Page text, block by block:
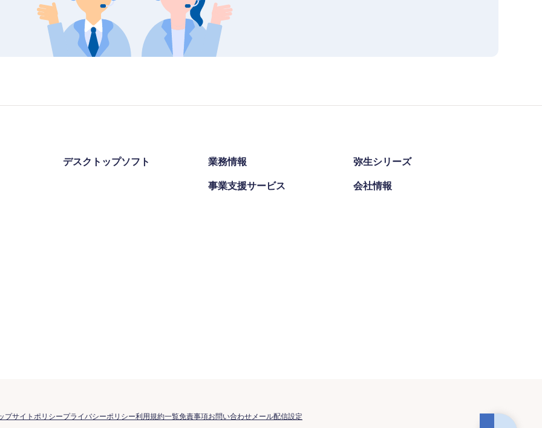
デスクトップソフト
業務情報
事業支援サービス
弥生シリーズ
会社情報
プサイトポリシープライバシーポリシー利用規約一覧免責事項お問い合わせメール配信設定